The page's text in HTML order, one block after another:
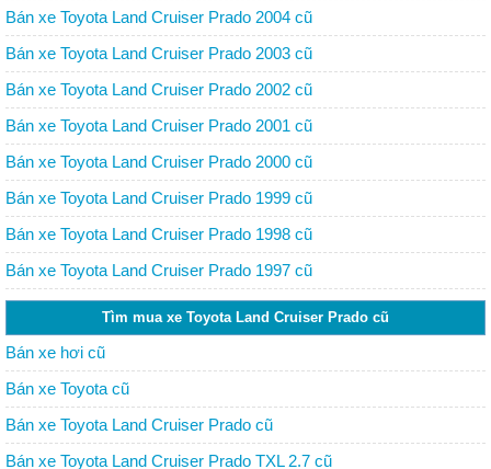
Bán xe Toyota Land Cruiser Prado 2004 cũ
Bán xe Toyota Land Cruiser Prado 2003 cũ
Bán xe Toyota Land Cruiser Prado 2002 cũ
Bán xe Toyota Land Cruiser Prado 2001 cũ
Bán xe Toyota Land Cruiser Prado 2000 cũ
Bán xe Toyota Land Cruiser Prado 1999 cũ
Bán xe Toyota Land Cruiser Prado 1998 cũ
Bán xe Toyota Land Cruiser Prado 1997 cũ
Tìm mua xe Toyota Land Cruiser Prado cũ
Bán xe hơi cũ
Bán xe Toyota cũ
Bán xe Toyota Land Cruiser Prado cũ
Bán xe Toyota Land Cruiser Prado TXL 2.7 cũ